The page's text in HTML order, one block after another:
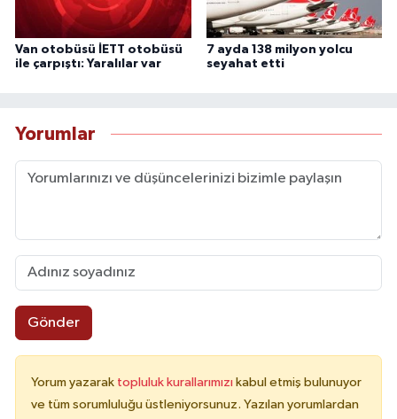
Van otobüsü İETT otobüsü
ile çarpıştı: Yaralılar var
7 ayda 138 milyon yolcu
seyahat etti
Yorumlar
Gönder
Yorum yazarak topluluk kurallarımızı kabul etmiş bulunuyor
ve tüm sorumluluğu üstleniyorsunuz. Yazılan yorumlardan